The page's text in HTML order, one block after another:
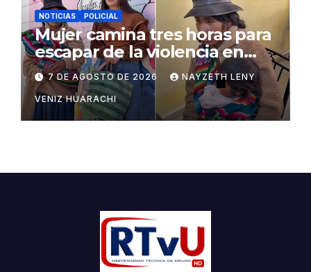
NOTICIAS POLICIAL
Mujer camina tres horas para
escapar de la violencia en
Potosí
7 DE AGOSTO DE 2026 NAYZETH LENY
VENIZ HUARACHI